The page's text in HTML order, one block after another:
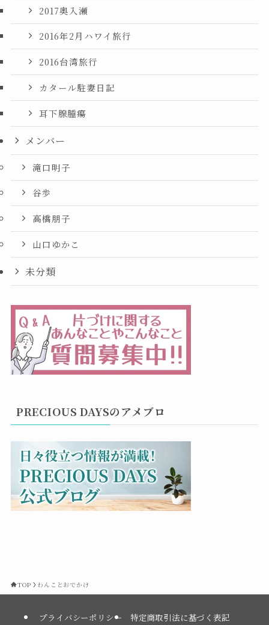
2017奥入瀬
2016年2月ハワイ旅行
2016台湾旅行
カタール駐妻日記
耳下腺腫瘍
メンバー
滝口明子
谷歩
高橋朋子
山口ゆかこ
未分類
PRECIOUS DAYSのアメブロ
TOP わんことおでかけ
プライバシーポリシー 特定商取引法に基づく表記